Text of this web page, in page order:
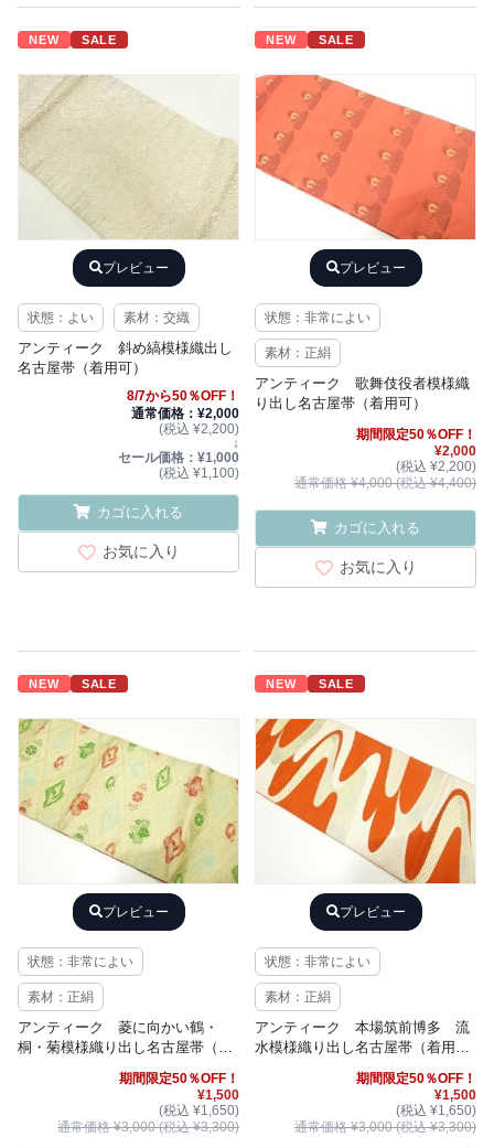
NEW SALE
プレビュー
状態：よい 素材：交織
アンティーク 斜め縞模様織出し
名古屋帯（着用可）
8/7から50％OFF！
通常価格：¥2,000
(税込 ¥2,200)
↓
セール価格：¥1,000
(税込 ¥1,100)
カゴに入れる
お気に入り
NEW SALE
プレビュー
状態：非常によい
素材：正絹
アンティーク 歌舞伎役者模様織
り出し名古屋帯（着用可）
期間限定50％OFF！
¥2,000
(税込 ¥2,200)
通常価格 ¥4,000 (税込 ¥4,400)
カゴに入れる
お気に入り
NEW SALE
プレビュー
状態：非常によい
素材：正絹
アンティーク 菱に向かい鶴・
桐・菊模様織り出し名古屋帯（着
期間限定50％OFF！
¥1,500
(税込 ¥1,650)
通常価格 ¥3,000 (税込 ¥3,300)
NEW SALE
プレビュー
状態：非常によい
素材：正絹
アンティーク 本場筑前博多 流
水模様織り出し名古屋帯（着用
期間限定50％OFF！
¥1,500
(税込 ¥1,650)
通常価格 ¥3,000 (税込 ¥3,300)